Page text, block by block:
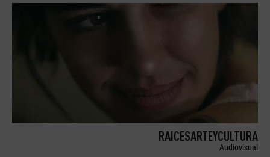
RAICESARTEYCULTURA
Audiovisual